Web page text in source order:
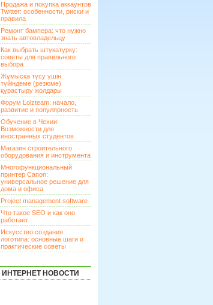
Продажа и покупка аккаунтов
Twitter: особенности, риски и
правила
Ремонт бампера: что нужно
знать автовладельцу
Как выбрать штукатурку:
советы для правильного
выбора
Жұмысқа түсу үшін
түйіндеме (резюме)
құрастыру жолдары
Форум Lolzteam: начало,
развитие и популярность
Обучение в Чехии:
Возможности для
иностранных студентов
Магазин строительного
оборудования и инструмента
Многофункциональный
принтер Canon:
универсальное решение для
дома и офиса
Project management software
Что такое SEO и как оно
работает
Искусство создания
логотипа: основные шаги и
практические советы
ИНТЕРНЕТ НОВОСТИ